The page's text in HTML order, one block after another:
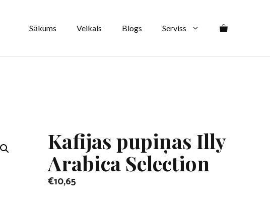
Sākums Veikals Blogs Serviss
Kafijas pupiņas Illy
Arabica Selection
€10,65
Arabica